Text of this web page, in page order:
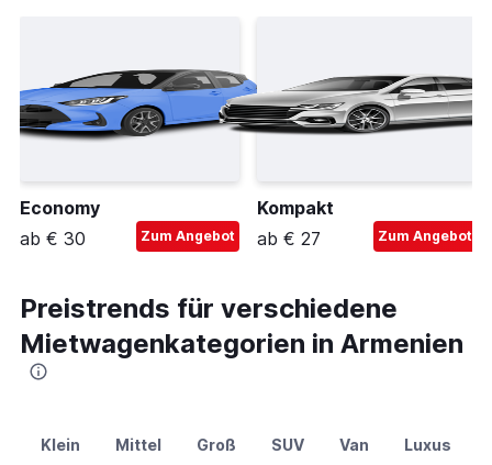
Economy
ab € 30
Zum Angebot
Kompakt
ab € 27
Zum Angebot
Preistrends für verschiedene
Mietwagenkategorien in Armenien
Klein Mittel Groß SUV Van Luxus